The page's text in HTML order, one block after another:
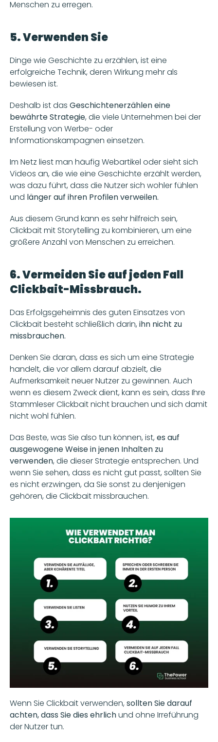
Menschen zu erregen.
5. Verwenden Sie
Dinge wie Geschichte zu erzählen, ist eine
erfolgreiche Technik, deren Wirkung mehr als
bewiesen ist.
Deshalb ist das Geschichtenerzählen eine
bewährte Strategie, die viele Unternehmen bei der
Erstellung von Werbe- oder
Informationskampagnen einsetzen.
Im Netz liest man häufig Webartikel oder sieht sich
Videos an, die wie eine Geschichte erzählt werden,
was dazu führt, dass die Nutzer sich wohler fühlen
und länger auf ihren Profilen verweilen.
Aus diesem Grund kann es sehr hilfreich sein,
Clickbait mit Storytelling zu kombinieren, um eine
größere Anzahl von Menschen zu erreichen.
6. Vermeiden Sie auf jeden Fall
Clickbait-Missbrauch.
Das Erfolgsgeheimnis des guten Einsatzes von
Clickbait besteht schließlich darin, ihn nicht zu
missbrauchen.
Denken Sie daran, dass es sich um eine Strategie
handelt, die vor allem darauf abzielt, die
Aufmerksamkeit neuer Nutzer zu gewinnen. Auch
wenn es diesem Zweck dient, kann es sein, dass Ihre
Stammleser Clickbait nicht brauchen und sich damit
nicht wohl fühlen.
Das Beste, was Sie also tun können, ist, es auf
ausgewogene Weise in jenen Inhalten zu
verwenden, die dieser Strategie entsprechen. Und
wenn Sie sehen, dass es nicht gut passt, sollten Sie
es nicht erzwingen, da Sie sonst zu denjenigen
gehören, die Clickbait missbrauchen.
Wenn Sie Clickbait verwenden, sollten Sie darauf
achten, dass Sie dies ehrlich und ohne Irreführung
der Nutzer tun.